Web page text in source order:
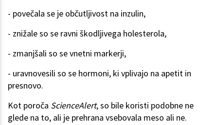
- povečala se je občutljivost na inzulin,
- znižale so se ravni škodljivega holesterola,
- zmanjšali so se vnetni markerji,
- uravnovesili so se hormoni, ki vplivajo na apetit in
presnovo.
Kot poroča ScienceAlert, so bile koristi podobne ne
glede na to, ali je prehrana vsebovala meso ali ne.